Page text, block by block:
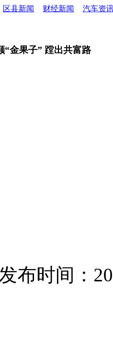
区县新闻 财经新闻
汽车资
“金果子” 蹚出共富路
布时间：